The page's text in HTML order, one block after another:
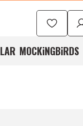
MOCKiNGBiRDS